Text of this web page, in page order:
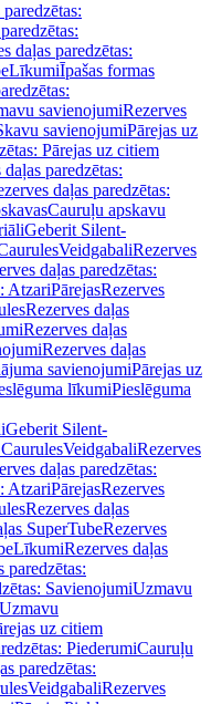
daļas paredzētas:
LīkumiĪpašas formas
savienojumiRezerves
savienojumiPārejas uz
Pārejas uz citiem
paredzētas:
daļas paredzētas:
Cauruļu apskavu
Geberit Silent-
VeidgabaliRezerves
daļas paredzētas:
AtzariPārejasRezerves
Rezerves daļas
Rezerves daļas
Rezerves daļas
savienojumiPārejas uz
līkumiPieslēguma
Geberit Silent-
VeidgabaliRezerves
daļas paredzētas:
AtzariPārejasRezerves
Rezerves daļas
SuperTubeRezerves
LīkumiRezerves daļas
paredzētas:
SavienojumiUzmavu
uz citiem
PiederumiCauruļu
paredzētas:
VeidgabaliRezerves